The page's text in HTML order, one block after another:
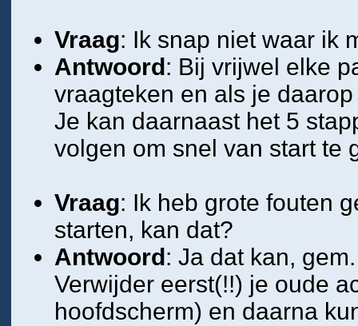
Vraag: Ik snap niet waar ik
Antwoord : Bij vrijwel elke
vraagteken en als je
Je kan daarnaast het 5
volgen om snel van start te
Vraag: Ik heb grote fouten
starten, kan dat?
Antwoord : Ja dat kan,
Verwijder eerst(!!) je oude
hoofdscherm) en daarna